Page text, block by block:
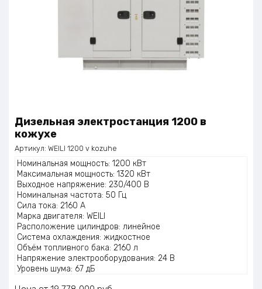
Дизельная электростанция 1200 в
кожухе
Артикул: WEILI 1200 v kozuhe
Номинальная мощность: 1200 кВт
Максимальная мощность: 1320 кВт
Выходное напряжение: 230/400 В
Номинальная частота: 50 Гц
Сила тока: 2160 А
Марка двигателя: WEILI
Расположение цилиндров: линейное
Система охлаждения: жидкостное
Объём топливного бака: 2160 л
Напряжение электрооборудования: 24 В
Уровень шума: 67 дБ